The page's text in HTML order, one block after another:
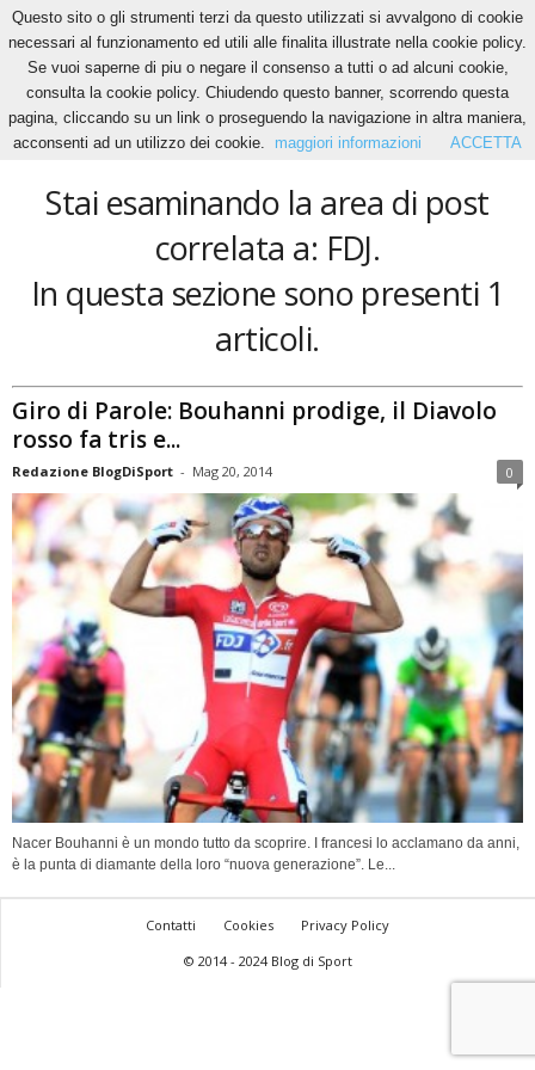
Home Tags FDJ
FDJ
Stai esaminando la area di post
correlata a: FDJ.
In questa sezione sono presenti 1
articoli.
Giro di Parole: Bouhanni prodige, il Diavolo
rosso fa tris e...
Redazione BlogDiSport - Mag 20, 2014 0
Nacer Bouhanni è un mondo tutto da scoprire. I francesi lo acclamano da anni,
è la punta di diamante della loro “nuova generazione”. Le...
Contatti Cookies
Privacy Policy
© 2014 - 2024 Blog di Sport
Questo sito o gli strumenti terzi da questo utilizzati si avvalgono di cookie
necessari al funzionamento ed utili alle finalita illustrate nella cookie policy.
Se vuoi saperne di piu o negare il consenso a tutti o ad alcuni cookie,
consulta la cookie policy. Chiudendo questo banner, scorrendo questa
pagina, cliccando su un link o proseguendo la navigazione in altra maniera,
acconsenti ad un utilizzo dei cookie.
maggiori informazioni ACCETTA